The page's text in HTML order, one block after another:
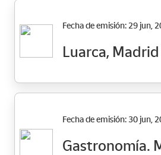
Fecha de emisión: 29 jun,
Luarca,
Fecha de emisión: 30 jun,
Gastronomía.